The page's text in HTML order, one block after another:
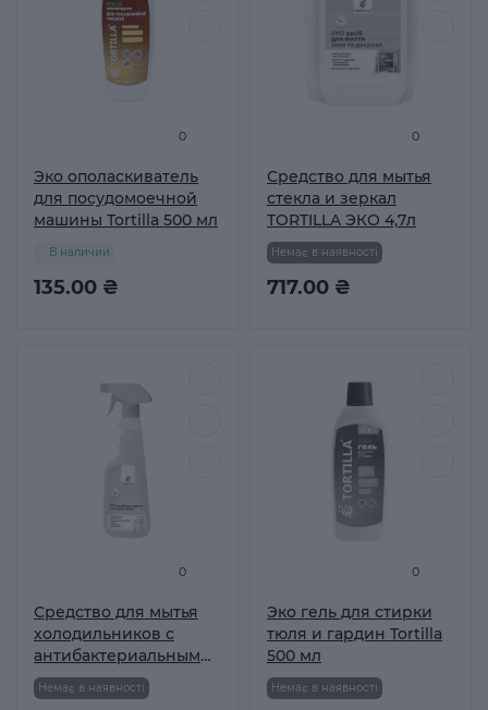
0
Эко ополаскиватель
для посудомоечной
машины Tortilla 500 мл
135.00 ₴
В наличии
0
Средство для мытья
стекла и зеркал
TORTILLA ЭКО 4,7л
717.00 ₴
Немає в наявності
0
Средство для мытья
холодильников с
антибактериальным
действием Tortilla 450
мл
Немає в наявності
0
Эко гель для стирки
тюля и гардин Tortilla
500 мл
Немає в наявності